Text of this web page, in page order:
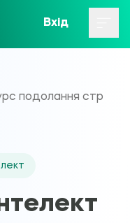
Вхід
подолання стр